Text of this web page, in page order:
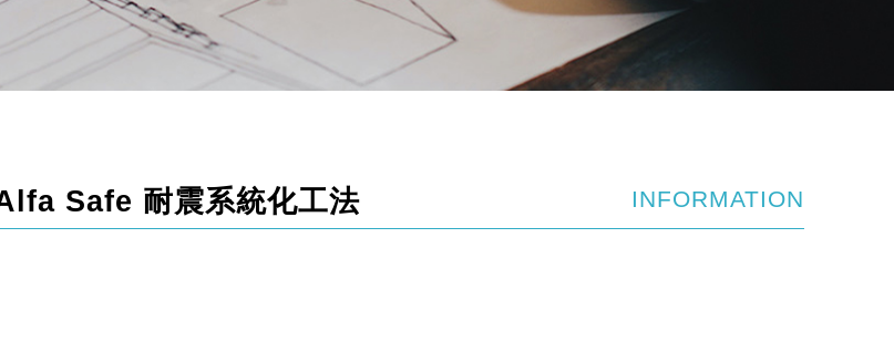
Safe 耐震系統化工法 INFORMATION